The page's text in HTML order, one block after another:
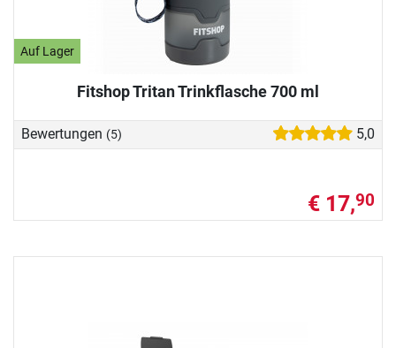
Auf Lager
Fitshop Tritan Trinkflasche 700 ml
Bewertungen (5) 5,0
€ 17,90